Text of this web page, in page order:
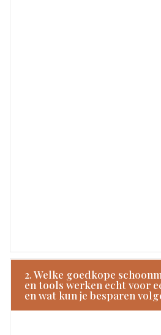
2. Welke goedkope
en tools werken echt voor
en wat kun je besparen